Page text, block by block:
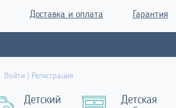
Доставка и оплата Гарантия
Войти | Регистрация
Детский
Детская